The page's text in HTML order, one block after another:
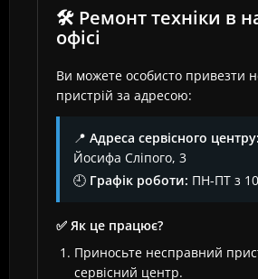
🛠️ Ремонт техніки в
офісі
Ви можете особисто привезти
пристрій за адресою:
📍 Адреса сервісного центру:
Йосифа Сліпого, 3
🕘 Графік роботи: ПН-ПТ з
✅ Як це працює?
Приносьте несправний
сервісний центр.